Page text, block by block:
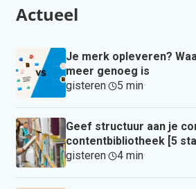
Actueel
Je merk opleveren?
meer genoeg is
gisteren· 5 min·
Geef structuur aan je
contentbibliotheek [5
gisteren· 4 min·